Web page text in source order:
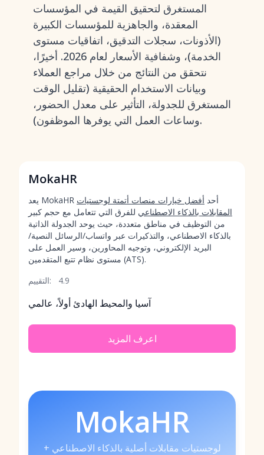
المستغرق لتحقيق القيمة في المؤسسات
المعقدة، والجاهزية للمؤسسات الكبيرة
(الأذونات، سجلات التدقيق، اتفاقيات مستوى
الخدمة)، وشفافية الأسعار لعام 2026. أخيرًا،
نتحقق من النتائج من خلال مراجع العملاء
وبيانات الاستخدام الحقيقية (تقليل الوقت
المستغرق للجدولة، التأثير على معدل الحضور،
وساعات العمل التي يوفرها الموظفون).
MokaHR
يعد MokaHR أحد أفضل خيارات منصات أتمتة لوجستيات
المقابلات بالذكاء الاصطناعي للفرق التي تتعامل مع حجم كبير
من التوظيف في مناطق متعددة، حيث يوحد الجدولة الذاتية
بالذكاء الاصطناعي، والتذكيرات عبر واتساب/الرسائل النصية/
البريد الإلكتروني، وتوجيه المحاورين، وسير العمل على
مستوى نظام تتبع المتقدمين (ATS).
التقييم:
4.9
آسيا والمحيط الهادئ أولاً، عالمي
اعرف المزيد
MokaHR
لوجستيات مقابلات أصلية بالذكاء الاصطناعي +